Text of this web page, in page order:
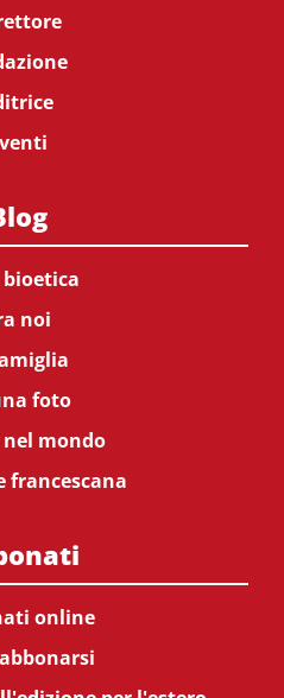
bioetica
noi
foto
mondo
francescana
online